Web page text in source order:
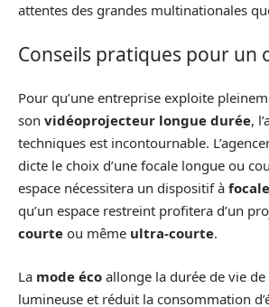
attentes des grandes multinationales
Conseils pratiques pour un
Pour qu’une entreprise exploite
son vidéoprojecteur longue durée,
techniques est incontournable.
dicte le choix d’une focale longue ou
espace nécessitera un dispositif à
qu’un espace restreint profitera d’un
courte ou même ultra-courte.
La mode éco allonge la durée de vie de
lumineuse et réduit la consommation